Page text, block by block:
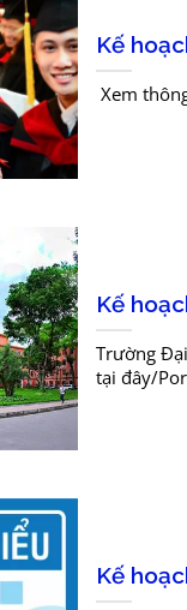
Kế
Xem
Kế
Trường
tại đây/
Kế